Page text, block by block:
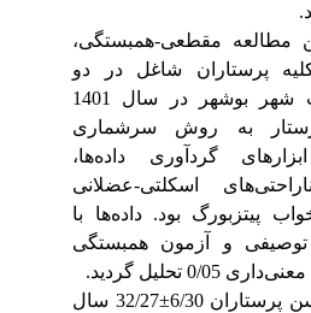
مطالعهمقطعی-همبستگی،
پرستاران شاغل در دو
بیمارستان‌ منتخب شهر بوشهر در سال 1401
تعداد190پرستار به روش سرشماری
ابزارهای گردآوری داده‌ها،
اسکلتی-عضلانی
پیتزبورگ بود.داده‌ها با
توصیفی و آزمون همبستگی
تحلیل گردید
.
6/30
±
32/27 سال